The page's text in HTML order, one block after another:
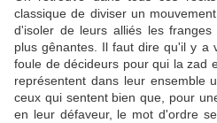
classique de diviser un
d'isoler de leurs alliés les
plus gênantes. Il faut dire qu'il y a
foule de décideurs pour qui la zad
représentent dans leur ensemble
ceux qui sentent bien que, pour
en leur défaveur, le mot d'ordre